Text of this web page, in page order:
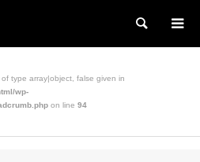
検索
type array|object, false given in
wp-
on line 94